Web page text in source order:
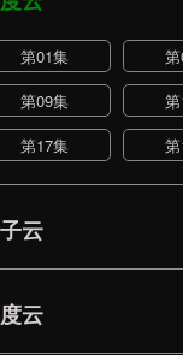
第01集
第09集
第17集
云
云